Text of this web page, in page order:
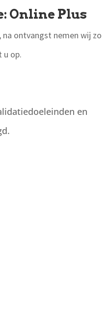
Online Plus
na ontvangst nemen wij zo
u op.
en